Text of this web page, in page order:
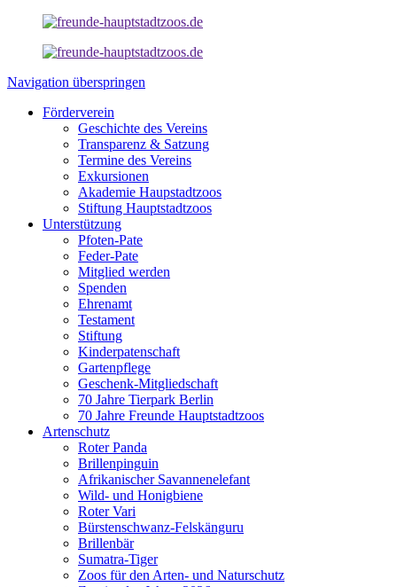
Navigation überspringen
Förderverein
Geschichte des Vereins
Transparenz & Satzung
Termine des Vereins
Exkursionen
Akademie Haupstadtzoos
Stiftung Hauptstadtzoos
Unterstützung
Pfoten-Pate
Feder-Pate
Mitglied werden
Spenden
Ehrenamt
Testament
Stiftung
Kinderpatenschaft
Gartenpflege
Geschenk-Mitgliedschaft
70 Jahre Tierpark Berlin
70 Jahre Freunde Hauptstadtzoos
Artenschutz
Roter Panda
Brillenpinguin
Afrikanischer Savannenelefant
Wild- und Honigbiene
Roter Vari
Bürstenschwanz-Felskänguru
Brillenbär
Sumatra-Tiger
Zoos für den Arten- und Naturschutz